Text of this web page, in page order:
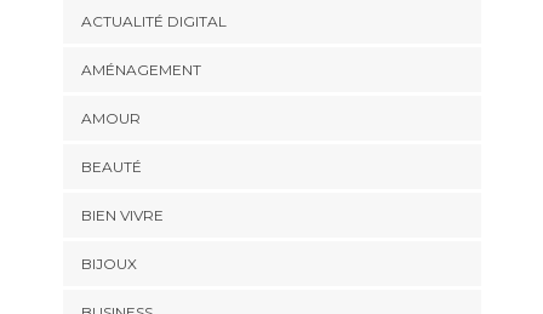
ACTUALITÉ DIGITAL
AMÉNAGEMENT
AMOUR
BEAUTÉ
BIEN VIVRE
BIJOUX